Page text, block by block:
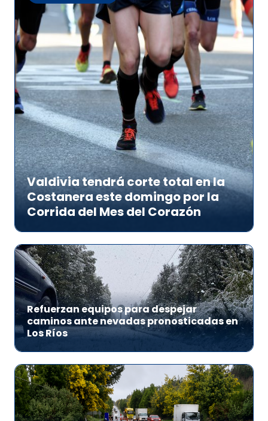
Valdivia tendrá corte total en la
Costanera este domingo por la
Corrida del Mes del Corazón
Refuerzan equipos para despejar
caminos ante nevadas pronosticadas en
Los Ríos